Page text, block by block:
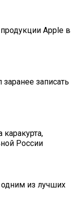
Apple в
записать
каракурта,
России
одним из лучших